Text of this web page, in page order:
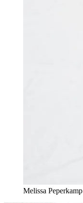
Melissa Peperkamp